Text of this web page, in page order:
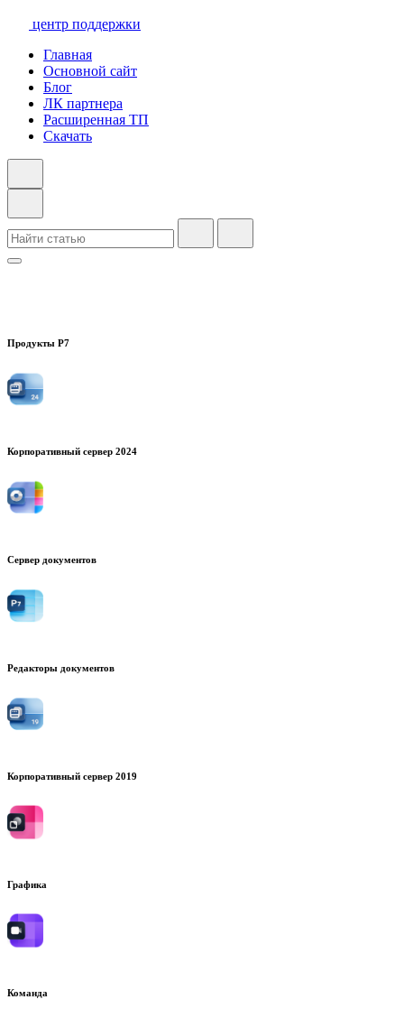
центр поддержки
Главная
Основной сайт
Блог
ЛК партнера
Расширенная ТП
Скачать
Продукты Р7
Корпоративный сервер 2024
Сервер документов
Редакторы документов
Корпоративный сервер 2019
Графика
Команда